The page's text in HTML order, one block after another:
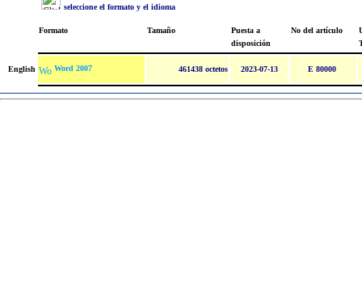
seleccione el formato y el idioma
Formato Tamaño
Puesta a
disposición
No del artículo
English Word 2007 461438 octetos 2023-07-13 E 80000